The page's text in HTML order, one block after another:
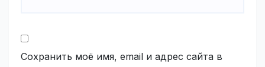
Сохранить моё имя, email и адрес сайта в